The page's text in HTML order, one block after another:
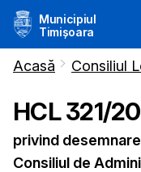
Municipiul
Timișoara
Acasă Consiliul
HCL321/
privind
Consiliul de